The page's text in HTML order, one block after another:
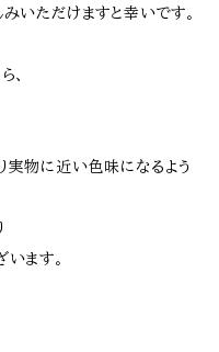
いただけますと幸いです。
、
物に近い色味になるよう
ます。